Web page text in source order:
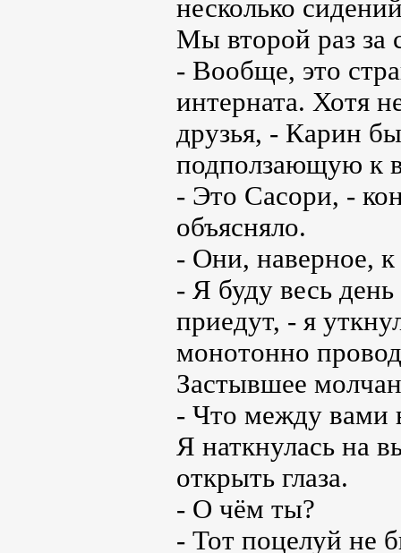
несколько
Мы второй раз за
- Вообще, это
интерната. Хотя
друзья, - Карин
подползающую к
- Это Сасори, -
объясняло.
- Они, наверное,
- Я буду весь
приедут, - я
монотонно
Застывшее
- Что между вами
Я наткнулась на
открыть глаза.
- О чём ты?
- Тот поцелуй не